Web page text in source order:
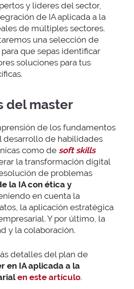
y líderes del sector,
de IA aplicada a la
de múltiples sectores.
una selección de
que sepas identificar
soluciones para tus
del master
de los fundamentos
desarrollo de habilidades
como de soft skills
la transformación digital
de problemas
la IA con ética y
en cuenta la
la aplicación estratégica
Y por último, la
y la colaboración.
detalles del plan de
en IA aplicada a la
en este artículo.